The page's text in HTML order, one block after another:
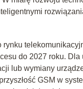
do 2027 roku.
lub wymiany
GSM w